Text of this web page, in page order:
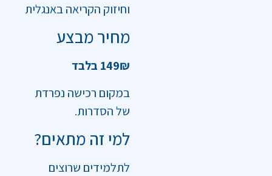
וחיזוק הקריאה באנגלית
מחיר מבצע
149₪ בלבד
במקום רכישה נפרדת
של הסדרות.
למי זה מתאים?
לתלמידים שרוצים